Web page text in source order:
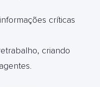
críticas
criando
.